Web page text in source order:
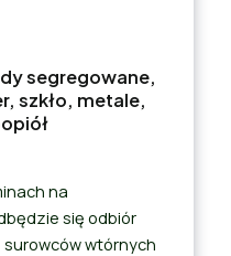
segregowane,
szkło, metale,
na
się odbiór
wtórnych